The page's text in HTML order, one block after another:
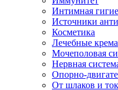
Интимная
Источники
Косметика
Лечебные крема
Мочеполовая
Нервная
Опорно-
От шлаков и